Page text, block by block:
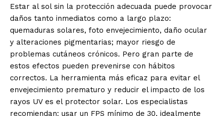
Estar al sol sin la protección adecuada puede provocar
daños tanto inmediatos como a largo plazo:
quemaduras solares, foto envejecimiento, daño ocular
y alteraciones pigmentarias; mayor riesgo de
problemas cutáneos crónicos. Pero gran parte de
estos efectos pueden prevenirse con hábitos
correctos. La herramienta más eficaz para evitar el
envejecimiento prematuro y reducir el impacto de los
rayos UV es el protector solar. Los especialistas
recomiendan: usar un FPS mínimo de 30, idealmente